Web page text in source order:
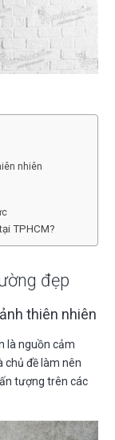
nhiên
TPHCM?
đẹp
thiên nhiên
là nguồn cảm
chủ đề làm nên
tượng trên các